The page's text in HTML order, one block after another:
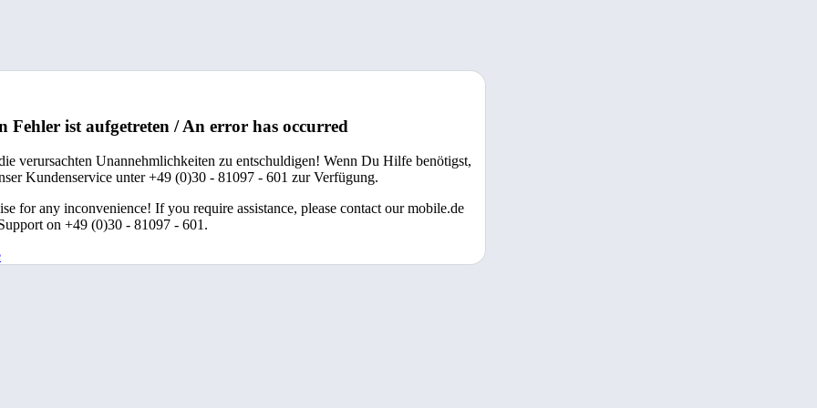
Fehler ist aufgetreten / An error has occurred
verursachten Unannehmlichkeiten zu entschuldigen! Wenn Du Hilfe benötigst,
Kundenservice unter +49 (0)30 - 81097 - 601 zur Verfügung.
for any inconvenience! If you require assistance, please contact our mobile.de
on +49 (0)30 - 81097 - 601.